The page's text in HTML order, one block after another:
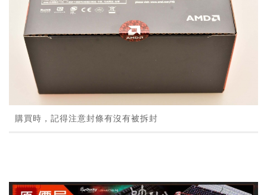
購買時，記得注意封條有沒有被拆封